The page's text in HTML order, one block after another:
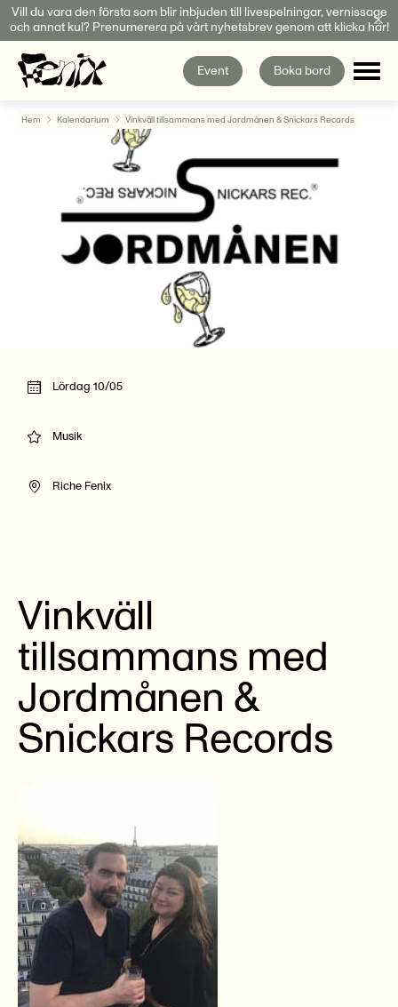
Fortsätt
till
innehållet
Vill du vara den första som blir inbjuden till livespelningar, vernissage
och annat kul? Prenumerera på vårt nyhetsbrev genom att klicka här!
Event Boka bord
Hem Kalendarium Vinkväll tillsammans med Jordmånen & Snickars Records
Vinkväll
tillsammans med
Jordmånen &
Snickars Records
Lördag 10/05
Musik
Riche Fenix